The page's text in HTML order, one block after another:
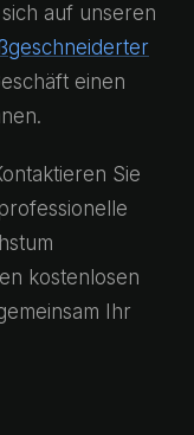
auf unseren
einen
Sie
kostenlosen
Ihr